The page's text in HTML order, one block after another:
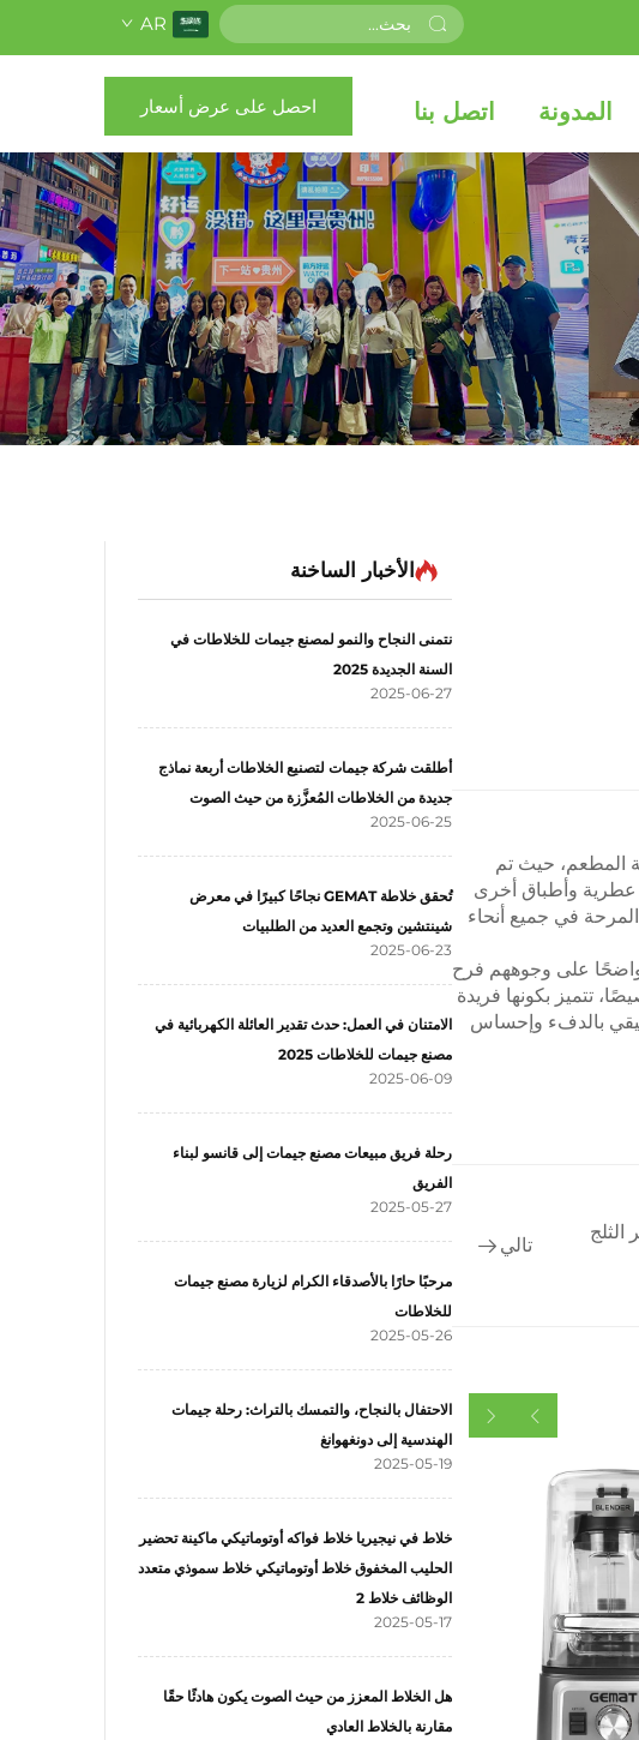
AR
المدونة اتصل بنا احصل على عرض أسعار
المطعم، حيث تم
عطرية وأطباق أخرى
في جميع أنحاء
واضحًا على وجوههم فرح
تتميز بكونها فريدة
بالدفء وإحساس
تالي
الأخبار الساخنة
نتمنى النجاح والنمو لمصنع جيمات للخلاطات في
السنة الجديدة 2025
2025-06-27
أطلقت شركة جيمات لتصنيع الخلاطات أربعة نماذج
جديدة من الخلاطات المُعزَّزة من حيث الصوت
2025-06-25
تُحقق خلاطة GEMAT نجاحًا كبيرًا في معرض
شينتشين وتجمع العديد من الطلبيات
2025-06-23
الامتنان في العمل: حدث تقدير العائلة الكهربائية في
مصنع جيمات للخلاطات 2025
2025-06-09
رحلة فريق مبيعات مصنع جيمات إلى قانسو لبناء
الفريق
2025-05-27
مرحبًا حارًا بالأصدقاء الكرام لزيارة مصنع جيمات
للخلاطات
2025-05-26
الاحتفال بالنجاح، والتمسك بالتراث: رحلة جيمات
الهندسية إلى دونغهوانغ
2025-05-19
خلاط في نيجيريا خلاط فواكه أوتوماتيكي ماكينة تحضير
الحليب المخفوق خلاط أوتوماتيكي خلاط سموذي متعدد
الوظائف خلاط 2
2025-05-17
هل الخلاط المعزز من حيث الصوت يكون هادئًا حقًا
مقارنة بالخلاط العادي